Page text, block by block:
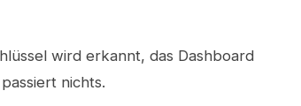
wird erkannt, das Dashboard
nichts.